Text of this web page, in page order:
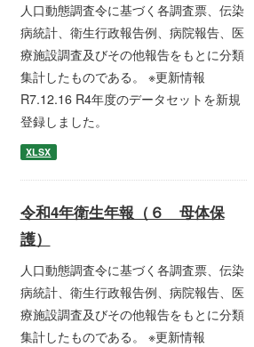
人口動態調査令に基づく各調査票、伝染
病統計、衛生行政報告例、病院報告、医
療施設調査及びその他報告をもとに分類
集計したものである。 ※更新情報
R7.12.16 R4年度のデータセットを新規
登録しました。
XLSX
令和4年衛生年報（６ 母体保
護）
人口動態調査令に基づく各調査票、伝染
病統計、衛生行政報告例、病院報告、医
療施設調査及びその他報告をもとに分類
集計したものである。 ※更新情報